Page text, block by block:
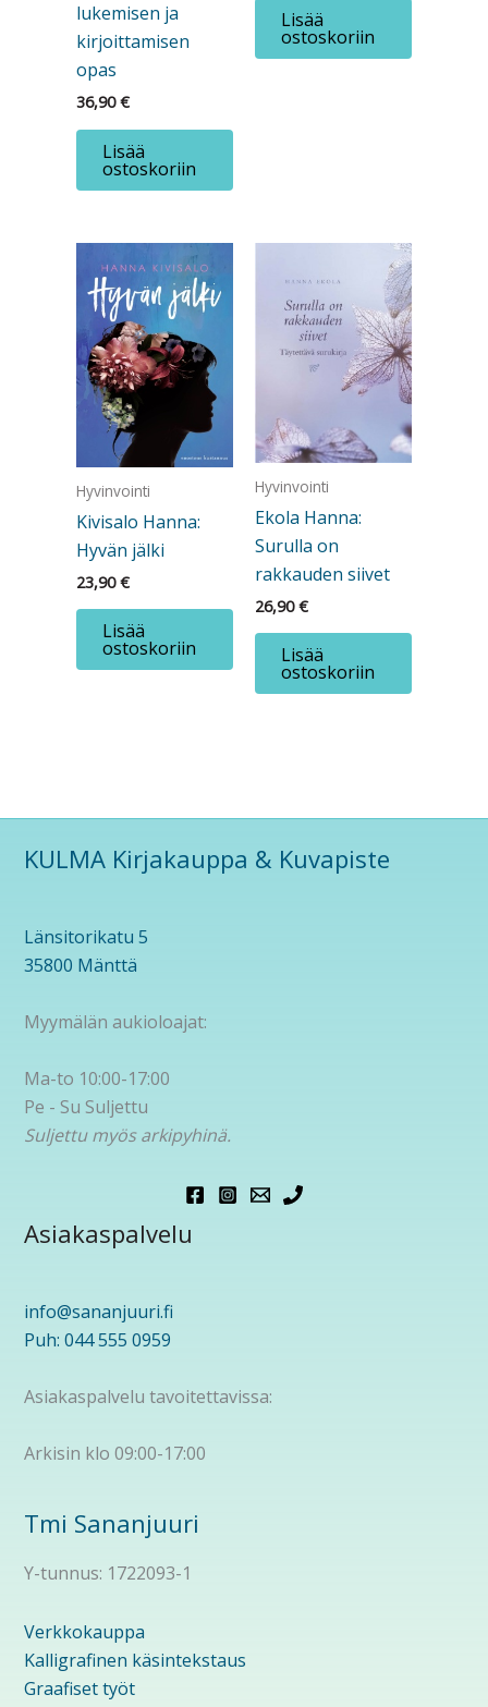
lukemisen ja
kirjoittamisen
opas
36,90€
Lisää
ostoskoriin
Lisää
ostoskoriin
Hyvinvointi
Kivisalo Hanna:
Hyvän jälki
23,90€
Lisää
ostoskoriin
Hyvinvointi
Ekola Hanna:
Surulla on
rakkauden siivet
26,90€
Lisää
ostoskoriin
KULMA Kirjakauppa & Kuvapiste
Länsitorikatu 5
35800 Mänttä
Myymälän aukioloajat:
Ma-to 10:00-17:00
Pe - Su Suljettu
Suljettu myös arkipyhinä.
Asiakaspalvelu
info@sananjuuri.fi
Puh: 044 555 0959
Asiakaspalvelu tavoitettavissa:
Arkisin klo 09:00-17:00
Tmi Sananjuuri
Y-tunnus: 1722093-1
Verkkokauppa
Kalligrafinen käsintekstaus
Graafiset työt